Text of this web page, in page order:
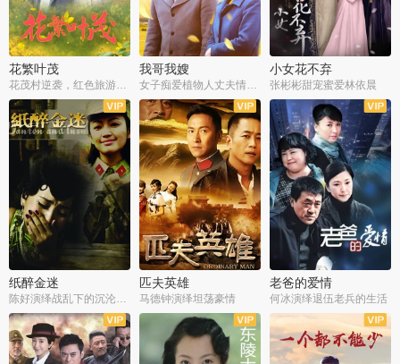
花繁叶茂
花茂村逆袭，红色旅游出圈
我哥我嫂
女子痴爱植物人丈夫情定一生
小女花不弃
张彬彬甜宠蜜爱林依晨
全42集
纸醉金迷
全35集
匹夫英雄
马德钟演绎坦荡豪情
全32集
老爸的爱情
何冰演绎退伍老兵的生活
全40集
全33集 全36集